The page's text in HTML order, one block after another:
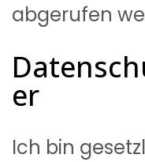
abgerufen
er
Ich bin